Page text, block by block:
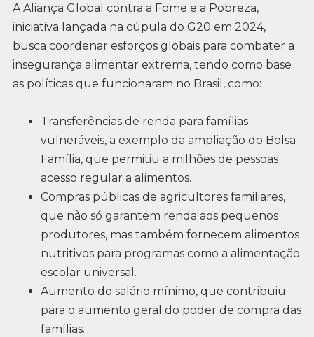
A Aliança Global contra a Fome e a Pobreza,
iniciativa lançada na cúpula do G20 em 2024,
busca coordenar esforços globais para combater a
insegurança alimentar extrema, tendo como base
as políticas que funcionaram no Brasil, como:
Transferências de renda para famílias
vulneráveis, a exemplo da ampliação do Bolsa
Família, que permitiu a milhões de pessoas
acesso regular a alimentos.
Compras públicas de agricultores familiares,
que não só garantem renda aos pequenos
produtores, mas também fornecem alimentos
nutritivos para programas como a alimentação
escolar universal.
Aumento do salário mínimo, que contribuiu
para o aumento geral do poder de compra das
famílias.